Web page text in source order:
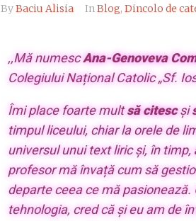
ByBaciu Alisia InBlog, Dincolo de
,,Mă numescAna-Genoveva
Colegiului Național Catolic „Sf.
Îmi place foarte multsă citescși
timpul liceului, chiar la orele de
universul unui text liric și, în timp,
profesor mă învață cum să
departe ceea ce mă
tehnologia, cred că și eu am de